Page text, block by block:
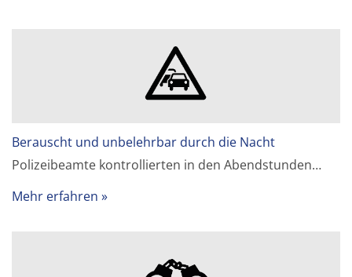
Berauscht und unbelehrbar durch die Nacht
Polizeibeamte kontrollierten in den Abendstunden…
Mehr erfahren